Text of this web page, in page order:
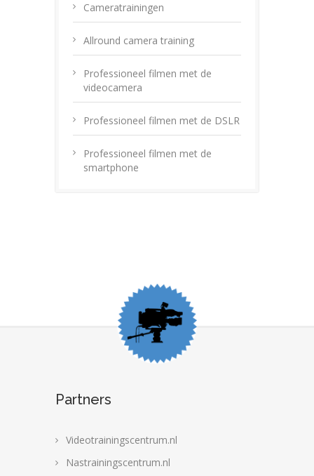
Cameratrainingen
Allround camera training
Professioneel filmen met de
videocamera
Professioneel filmen met de DSLR
Professioneel filmen met de
smartphone
Partners
Videotrainingscentrum.nl
Nastrainingscentrum.nl